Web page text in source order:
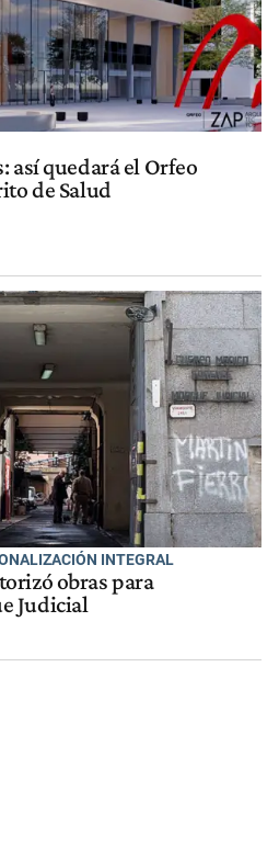
así quedará el Orfeo
de Salud
INTEGRAL
obras para
Judicial